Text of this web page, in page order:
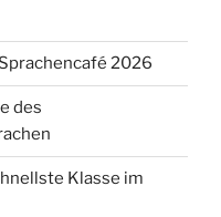
2026
des
Klasse im